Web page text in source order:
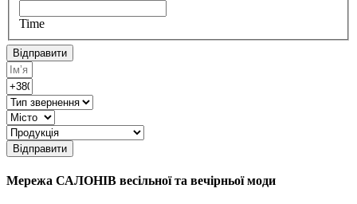
Time
Відправити
Відправити
Мережа САЛОНІВ весільної та вечірньої моди